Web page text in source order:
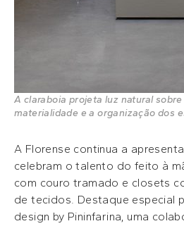
A claraboia projeta luz natural
materialidade e a organização dos
A Florense continua a
celebram o talento do feito à
com couro tramado e closets
de tecidos. Destaque especial
design by Pininfarina, uma